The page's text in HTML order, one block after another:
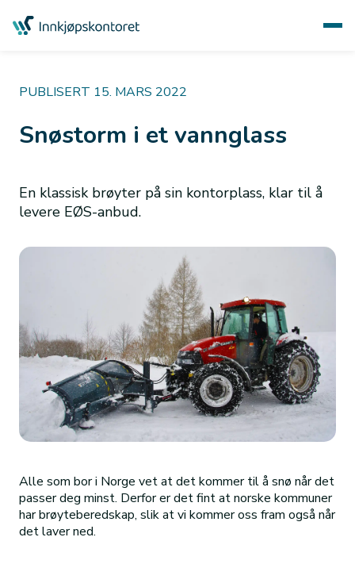
PUBLISERT 15. MARS 2022
Snøstorm i et vannglass
En klassisk brøyter på sin kontorplass, klar til å
levere EØS-anbud.
Alle som bor i Norge vet at det kommer til å snø når det
passer deg minst. Derfor er det fint at norske kommuner
har brøyteberedskap, slik at vi kommer oss fram også når
det laver ned.